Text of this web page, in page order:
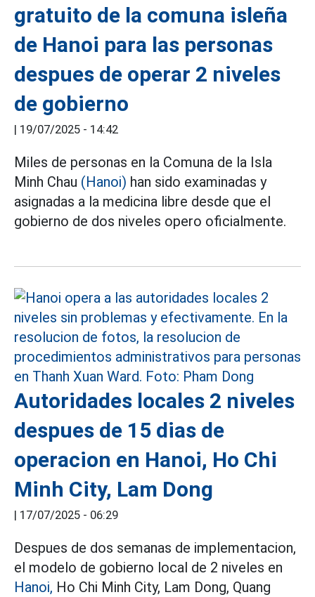
gratuito de la comuna isleña
de Hanoi para las personas
despues de operar 2 niveles
de gobierno
19/07/2025 - 14:42
Miles de personas en la Comuna de la Isla
Minh Chau (Hanoi) han sido examinadas y
asignadas a la medicina libre desde que el
gobierno de dos niveles opero oficialmente.
Autoridades locales 2 niveles
despues de 15 dias de
operacion en Hanoi, Ho Chi
Minh City, Lam Dong
17/07/2025 - 06:29
Despues de dos semanas de implementacion,
el modelo de gobierno local de 2 niveles en
Hanoi, Ho Chi Minh City, Lam Dong, Quang